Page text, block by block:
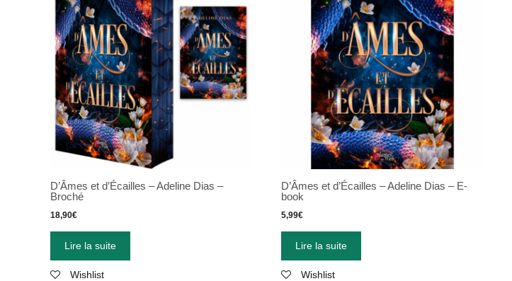
D’Âmes et d’Écailles – Adeline Dias –
Broché
18,90€
Lire la suite
Wishlist
D’Âmes et d’Écailles – Adeline Dias – E-
book
5,99€
Lire la suite
Wishlist